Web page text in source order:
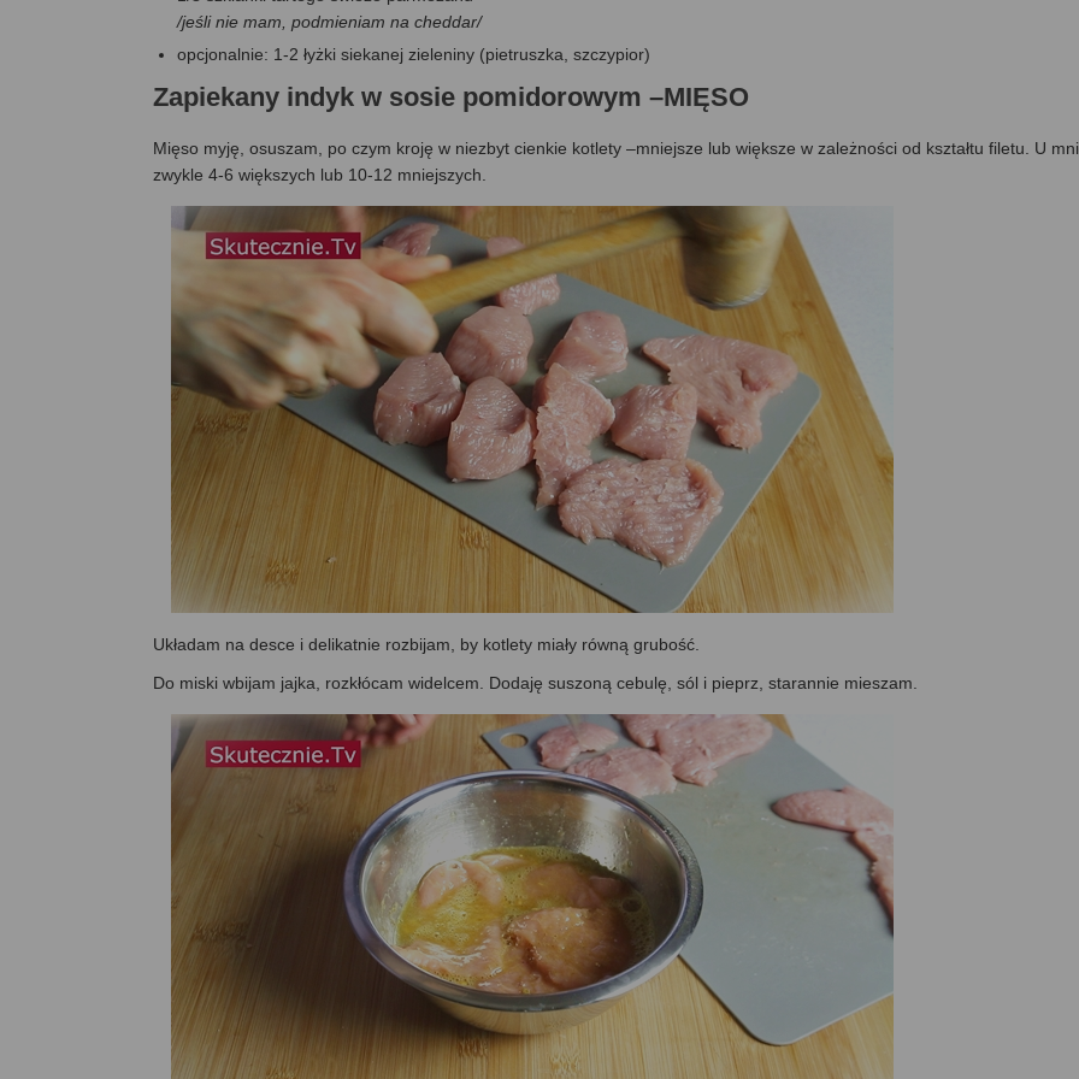
/jeśli nie mam, podmieniam na cheddar/
opcjonalnie: 1-2 łyżki siekanej zieleniny (pietruszka, szczypior)
Zapiekany indyk w sosie pomidorowym –MIĘSO
Mięso myję, osuszam, po czym kroję w niezbyt cienkie kotlety –mniejsze lub większe w zależności od kształtu filetu. U
zwykle 4-6 większych lub 10-12 mniejszych.
Układam na desce i delikatnie rozbijam, by kotlety miały równą grubość.
Do miski wbijam jajka, rozkłócam widelcem. Dodaję suszoną cebulę, sól i pieprz, starannie mieszam.